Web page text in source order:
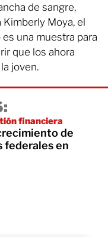
de sangre,
Moya, el
una muestra para
que los ahora
joven.
financiera
de
federales en